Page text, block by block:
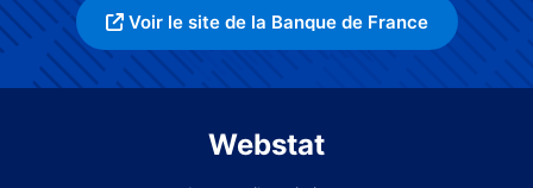
Voir le site de la Banque de France
Webstat